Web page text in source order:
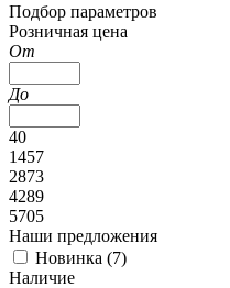
Подбор параметров
Розничная цена
От
До
40
1457
2873
4289
5705
Наши предложения
Новинка (7)
Наличие